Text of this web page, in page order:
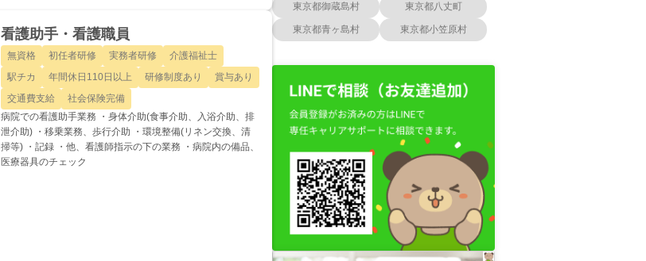
看護助手・看護職員
無資格 初任者研修 実務者研修
介護福祉士
駅チカ
年間休日110日以上 研修制度あり
賞与あり
交通費支給
社会保険完備
病院での看護助手業務 ・身体介助(食事介助、入浴介助、排
泄介助) ・移乗業務、歩行介助 ・環境整備(リネン交換、清
掃等) ・記録 ・他、看護師指示の下の業務 ・病院内の備品、
医療器具のチェック
東京都御蔵島村 東京都八丈町
東京都青ヶ島村 東京都小笠原村